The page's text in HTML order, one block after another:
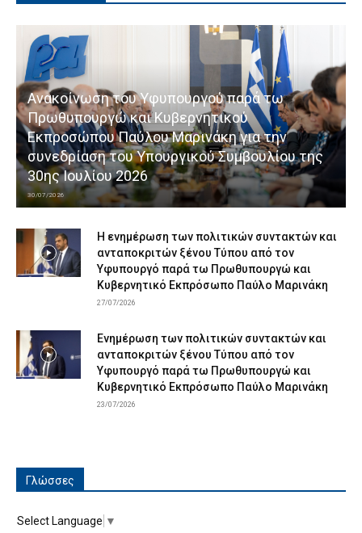
Ανακοίνωση του Υφυπουργού παρά τω
Πρωθυπουργώ και Κυβερνητικού
Εκπροσώπου Παύλου Μαρινάκη για την
συνεδρίαση του Υπουργικού Συμβουλίου της
30ης Ιουλίου 2026
30/07/2026
Η ενημέρωση των πολιτικών συντακτών και
ανταποκριτών ξένου Τύπου από τον
Υφυπουργό παρά τω Πρωθυπουργώ και
Κυβερνητικό Εκπρόσωπο Παύλο Μαρινάκη
27/07/2026
Ενημέρωση των πολιτικών συντακτών και
ανταποκριτών ξένου Τύπου από τον
Υφυπουργό παρά τω Πρωθυπουργώ και
Κυβερνητικό Εκπρόσωπο Παύλο Μαρινάκη
23/07/2026
Γλώσσες
Select Language ▼